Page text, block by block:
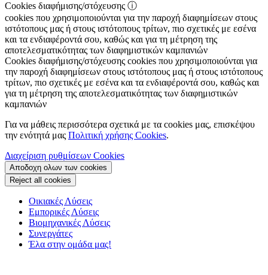
Cookies διαφήμισης/στόχευσης ⓘ
cookies που χρησιμοποιούνται για την παροχή διαφημίσεων στους
ιστότοπους μας ή στους ιστότοπους τρίτων, πιο σχετικές με εσένα
και τα ενδιαφέροντά σου, καθώς και για τη μέτρηση της
αποτελεσματικότητας των διαφημιστικών καμπανιών
Cookies διαφήμισης/στόχευσης cookies που χρησιμοποιούνται για
την παροχή διαφημίσεων στους ιστότοπους μας ή στους ιστότοπους
τρίτων, πιο σχετικές με εσένα και τα ενδιαφέροντά σου, καθώς και
για τη μέτρηση της αποτελεσματικότητας των διαφημιστικών
καμπανιών
Για να μάθεις περισσότερα σχετικά με τα cookies μας, επισκέψου
την ενότητά μας Πολιτική χρήσης Cookies.
Διαχείριση ρυθμίσεων Cookies
Αποδοχη ολων των cookies
Reject all cookies
Οικιακές Λύσεις
Εμπορικές Λύσεις
Βιομηχανικές Λύσεις
Συνεργάτες
Έλα στην ομάδα μας!